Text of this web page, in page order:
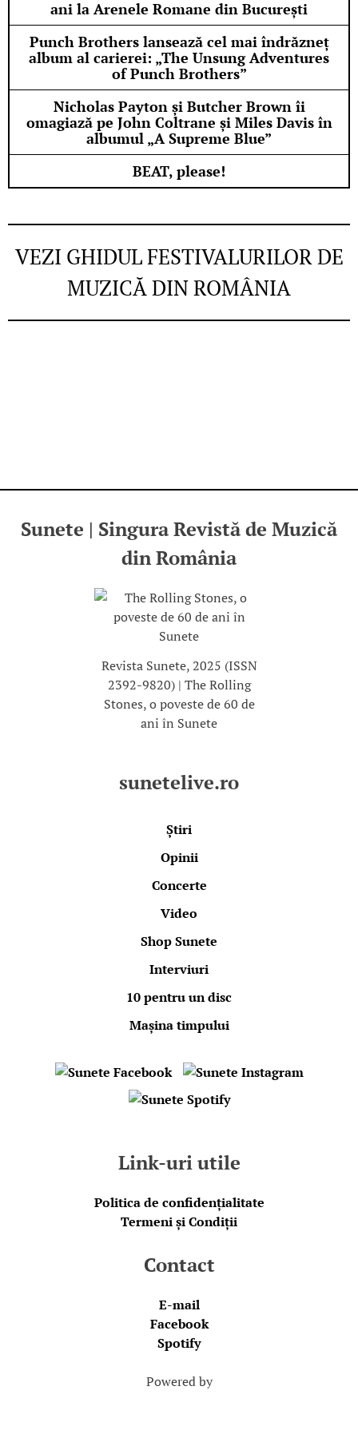
ani la Arenele Romane din București
Punch Brothers lansează cel mai îndrăzneț
album al carierei: „The Unsung Adventures
of Punch Brothers”
Nicholas Payton și Butcher Brown îi
omagiază pe John Coltrane și Miles Davis în
albumul „A Supreme Blue”
BEAT, please!
VEZI GHIDUL FESTIVALURILOR DE
MUZICĂ DIN ROMÂNIA
Sunete | Singura Revistă de Muzică
din România
Revista Sunete, 2025 (ISSN
2392-9820) | The Rolling
Stones, o poveste de 60 de
ani în Sunete
sunetelive.ro
Știri
Opinii
Concerte
Video
Shop Sunete
Interviuri
10 pentru un disc
Mașina timpului
Link-uri utile
Politica de confidențialitate
Termeni și Condiții
Contact
E-mail
Facebook
Spotify
Powered by